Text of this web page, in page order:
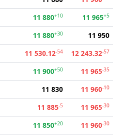
11 880+10 11 965+5
11 880+30
11 950
11 530.12-54 12 243.32-57
11 900+50 11 965-35
11 830 11 960-10
11 885-5 11 965-30
11 850+20 11 960-30